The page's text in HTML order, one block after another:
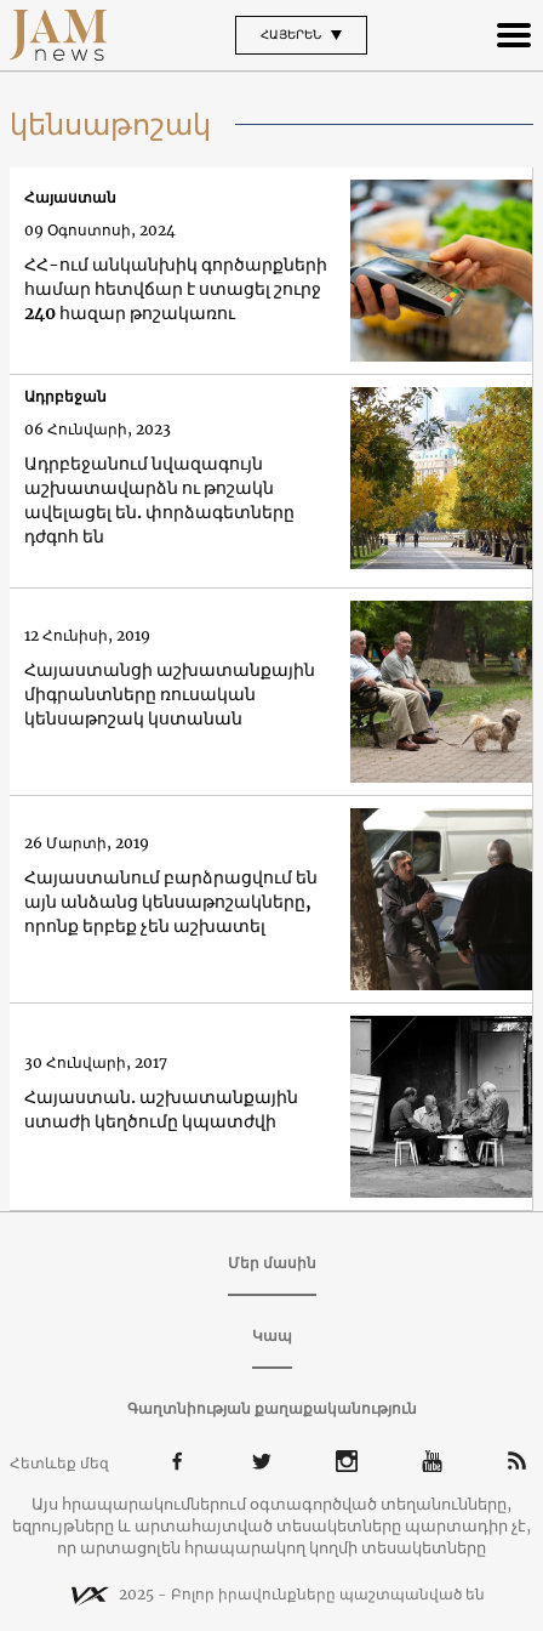
ՀԱՅԵՐԵՆ
կենսաթոշակ
ՀՀ-ում անկանխիկ գործարքների
համար հետվճար է ստացել շուրջ
240 հազար թոշակառու
Հայաստան
09 Օգոստոսի, 2024
Ադրբեջանում նվազագույն
աշխատավարձն ու թոշակն
ավելացել են. փորձագետները
դժգոհ են
Ադրբեջան
06 Հունվարի, 2023
Հայաստանցի աշխատանքային
միգրանտները ռուսական
կենսաթոշակ կստանան
12 Հունիսի, 2019
Հայաստանում բարձրացվում են
այն անձանց կենսաթոշակները,
որոնք երբեք չեն աշխատել
26 Մարտի, 2019
Հայաստան. աշխատանքային
ստաժի կեղծումը կպատժվի
30 Հունվարի, 2017
Մեր մասին
Կապ
Գաղտնիության քաղաքականություն
Հետևեք մեզ
Այս հրապարակումներում օգտագործված տեղանունները,
եզրույթները և արտահայտված տեսակետները պարտադիր չէ,
որ արտացոլեն հրապարակող կողմի տեսակետները
2025 - Բոլոր իրավունքները պաշտպանված են